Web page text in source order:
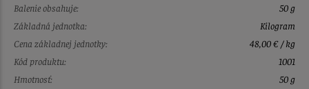
Balenie obsahuje:
50 g
Základná jednotka:
Kilogram
Cena základnej jednotky:
48,00 € / kg
Kód produktu:
1001
Hmotnosť:
50 g